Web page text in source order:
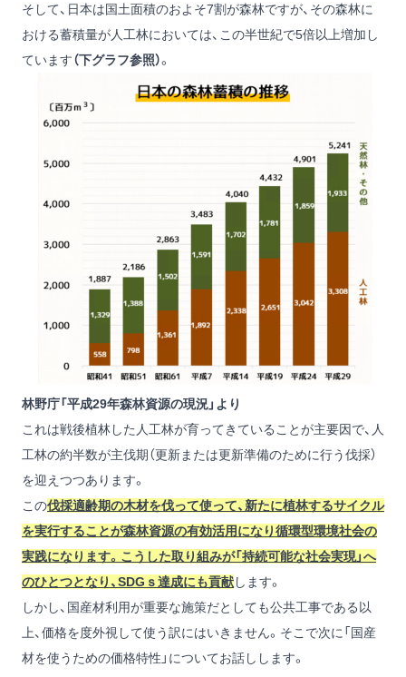
そして、日本は国土面積のおよそ7割が森林ですが、その森林に
おける蓄積量が人工林においては、この半世紀で5倍以上増加し
ています（下グラフ参照）。
林野庁「平成29年森林資源の現況」より
これは戦後植林した人工林が育ってきていることが主要因で、人
工林の約半数が主伐期（更新または更新準備のために行う伐採）
を迎えつつあります。
この伐採適齢期の木材を伐って使って、新たに植林するサイクル
を実行することが森林資源の有効活用になり循環型環境社会の
実践になります。こうした取り組みが「持続可能な社会実現」へ
のひとつとなり、SDGｓ達成にも貢献します。
しかし、国産材利用が重要な施策だとしても公共工事である以
上、価格を度外視して使う訳にはいきません。そこで次に「国産
材を使うための価格特性」についてお話しします。